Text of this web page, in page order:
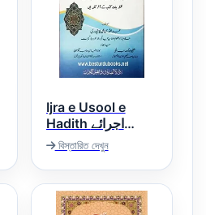
Ijra e Usool e
Hadith اجرائے
اصول حدیث
বিস্তারিত দেখুন